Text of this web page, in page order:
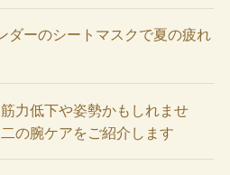
ダーのシートマスクで夏の疲れ
力低下や姿勢かもしれませ
の腕ケアをご紹介します